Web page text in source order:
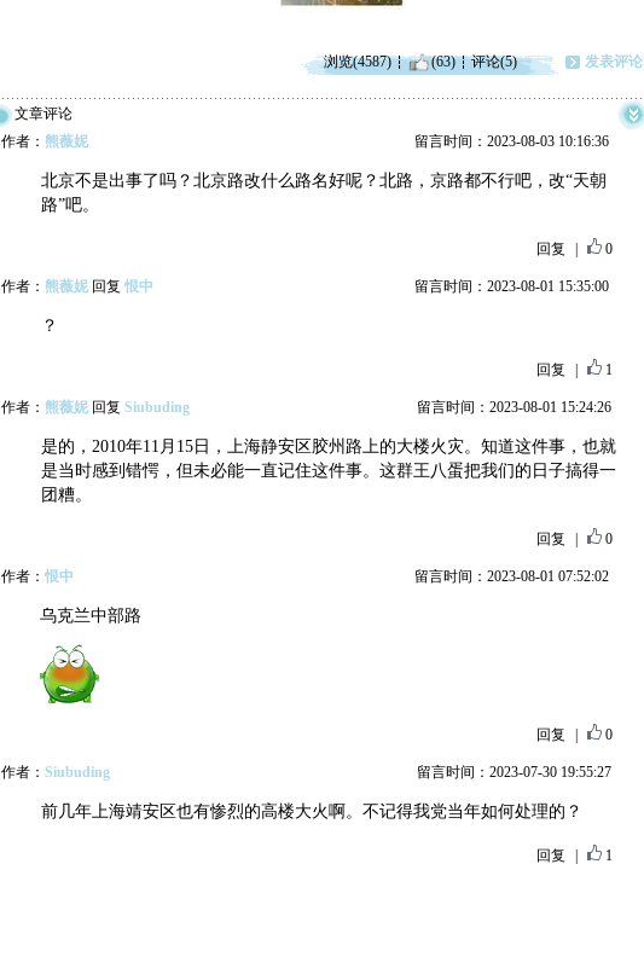
浏览(4587) (63) 评论(5) 发表评论
文章评论
作者： 熊薇妮 留言时间：2023-08-03 10:16:36
北京不是出事了吗？北京路改什么路名好呢？北路，京路都不行吧，改“天朝
路”吧。
回复 0
作者： 熊薇妮回复 恨中 留言时间：2023-08-01 15:35:00
？
回复 1
作者： 熊薇妮回复 Siubuding 留言时间：2023-08-01 15:24:26
是的，2010年11月15日，上海静安区胶州路上的大楼火灾。知道这件事，也就
是当时感到错愕，但未必能一直记住这件事。这群王八蛋把我们的日子搞得一
团糟。
回复 0
作者： 恨中 留言时间：2023-08-01 07:52:02
乌克兰中部路
回复 0
作者： Siubuding 留言时间：2023-07-30 19:55:27
前几年上海靖安区也有惨烈的高楼大火啊。不记得我党当年如何处理的？
回复 1